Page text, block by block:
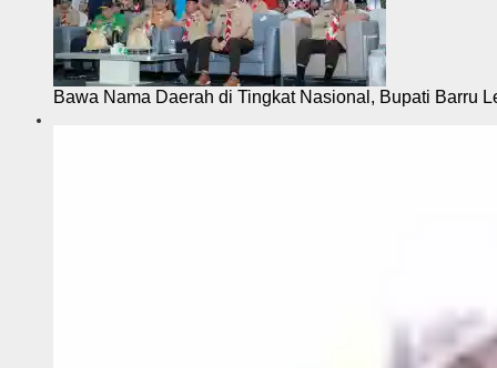
Bawa Nama Daerah di Tingkat Nasional, Bupati Barru